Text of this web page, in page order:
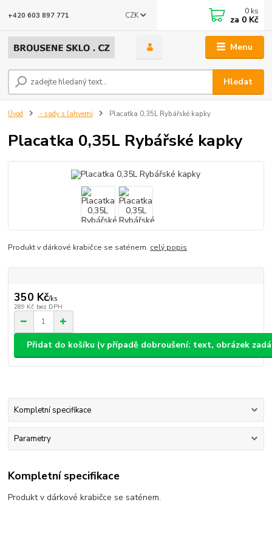
Menu
CZK
Hledat
+420 603 897 771 0 ks
za 0 Kč
Úvod - sady s lahvemi Placatka 0,35L Rybářské kapky
Placatka 0,35L Rybářské kapky
Produkt v dárkové krabičce se saténem. celý popis
350 Kč/ks
289 Kč bez DPH
Přidat do košíku (v případě dobroušení: text, obrázek
Kompletní specifikace
Parametry
Kompletní specifikace
Produkt v dárkové krabičce se saténem.